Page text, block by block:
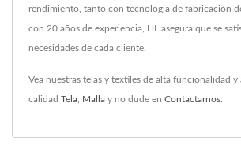
rendimiento, tanto con tecnología de fabricación
con 20 años de experiencia, HL asegura que se
necesidades de cada cliente.
Vea nuestras telas y textiles de alta funcionalidad
calidad Tela Malla y no dude en Contactarnos